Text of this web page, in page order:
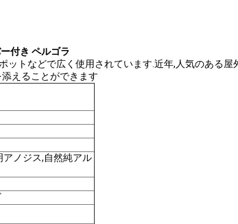
付き ペルゴラ
トなどで広く使用されています.近年,人気のある
えることができます
アノジス,自然純アル